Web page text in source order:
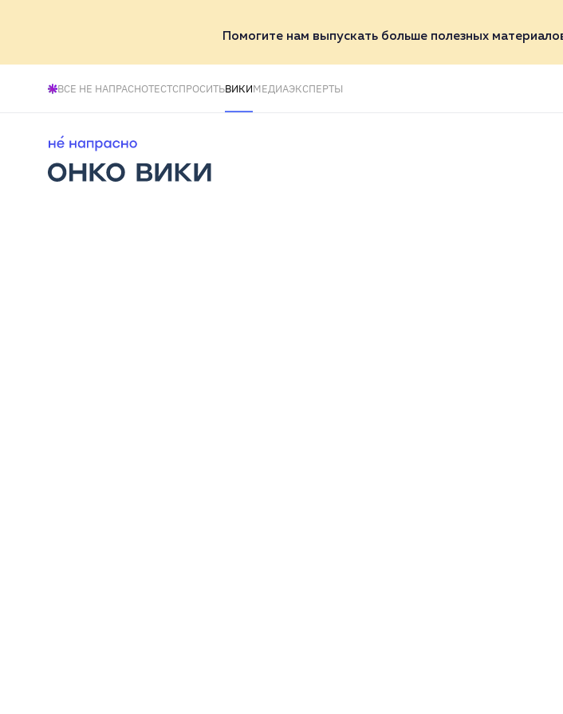
Помогите нам выпускать больше полезных
ВСЕ НЕ НАПРАСНОТЕСТСПРОСИТЬВИКИМЕДИАЭКСПЕРТЫ